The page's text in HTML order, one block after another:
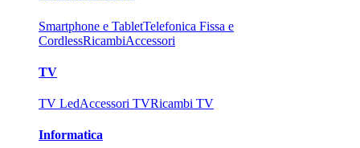
Smartphone e TabletTelefonica Fissa e
CordlessRicambiAccessori
TV
TV LedAccessori TVRicambi TV
Informatica